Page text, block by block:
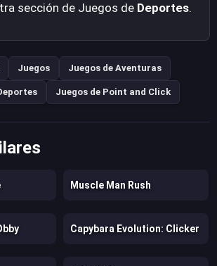
sección de Juegos de Deportes.
Juegos Juegos de Aventuras
Juegos de Point and Click
Muscle Man Rush
Capybara Evolution: Clicker